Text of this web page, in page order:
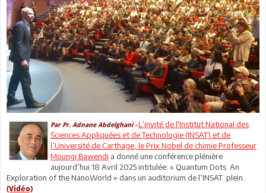
Par Pr. Adnane Abdelghani - L’invité de l'Institut National des
Sciences Appliquées et de Technologie (INSAT) et de
l’Université de Carthage, le Prix Nobel de chimie Professeur
Moungi Bawendi a donné une conférence plénière
aujourd’hui 18 Avril 2025 intitulée: « Quantum Dots: An
Exploration of the NanoWorld » dans un auditorium de l’INSAT plein.
(Vidéo)